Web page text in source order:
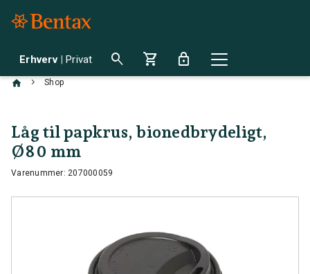
Erhverv | Privat search shopping_cart lock
chevron_right Shop
Låg til papkrus, bionedbrydeligt,
Ø80 mm
Varenummer: 207000059